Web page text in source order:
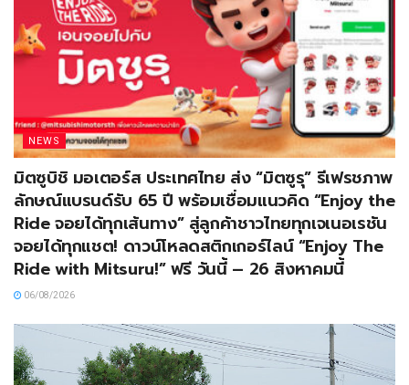
NEWS
มิตซูบิชิ มอเตอร์ส ประเทศไทย ส่ง “มิตซูรุ” รีเฟรชภาพ
ลักษณ์แบรนด์รับ 65 ปี พร้อมเชื่อมแนวคิด “Enjoy the
Ride จอยได้ทุกเส้นทาง” สู่ลูกค้าชาวไทยทุกเจเนอเรชัน
จอยได้ทุกแชต! ดาวน์โหลดสติกเกอร์ไลน์ “Enjoy The
Ride with Mitsuru!” ฟรี วันนี้ – 26 สิงหาคมนี้
06/08/2026